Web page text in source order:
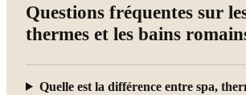
Questions fréquentes sur
thermes et les bains
Quelle est la différence entre spa,